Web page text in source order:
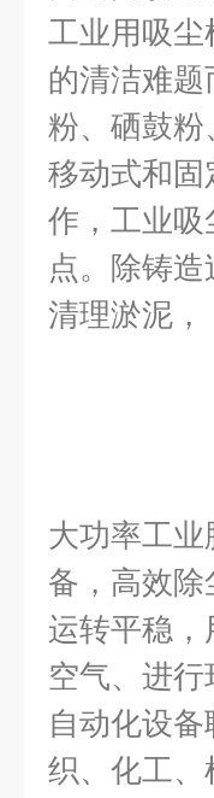
工业用吸
的清洁难
粉、硒鼓
移动式和
作，工业
点。除铸
清理淤泥，
大功率工
备，高效
运转平稳
空气、进
自动化设
织、化工